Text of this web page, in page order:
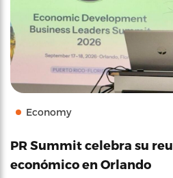
Economy
PR Summit celebra su
económico en Orlando